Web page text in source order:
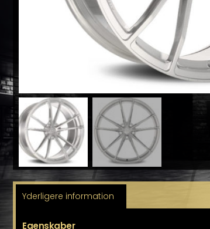
Yderligere information
Egenskaber